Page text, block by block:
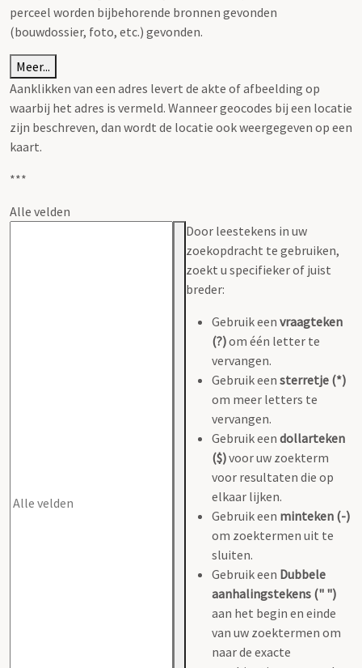
perceel worden bijbehorende bronnen gevonden
(bouwdossier, foto, etc.) gevonden.
Meer...
Aanklikken van een adres levert de akte of afbeelding op
waarbij het adres is vermeld. Wanneer geocodes bij een locatie
zijn beschreven, dan wordt de locatie ook weergegeven op een
kaart.
***
Alle velden
Door leestekens in uw
zoekopdracht te gebruiken,
zoekt u specifieker of juist
breder:
Gebruik een vraagteken
(?)om één letter te
vervangen.
Gebruik een sterretje (*)
om meer letters te
vervangen.
Gebruik een dollarteken
($)voor uw zoekterm
voor resultaten die op
elkaar lijken.
Gebruik een minteken (-)
om zoektermen uit te
sluiten.
Gebruik een Dubbele
aanhalingstekens (" ")
aan het begin en einde
van uw zoektermen om
naar de exacte